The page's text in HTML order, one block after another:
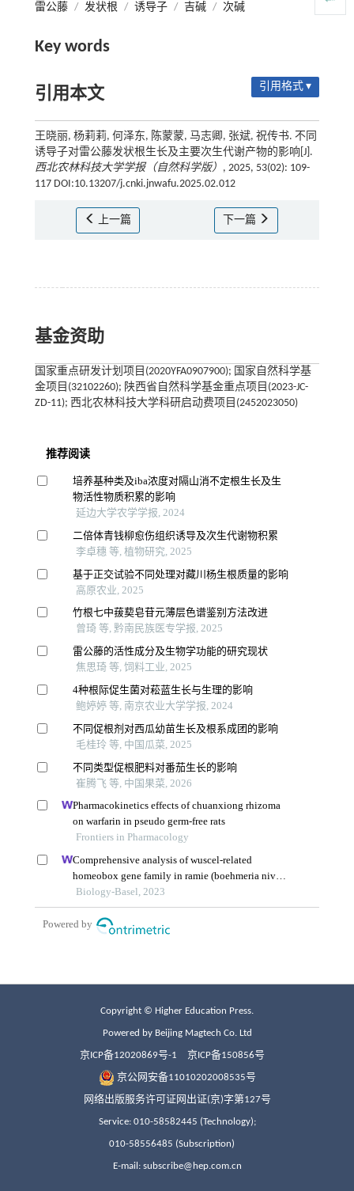
雷公藤 / 发状根 / 诱导子 / 吉碱 / 次碱
Key words
引用本文 引用格式 ▾
王晓丽, 杨莉莉, 何泽东, 陈蒙蒙, 马志卿, 张斌, 祝传书. 不同
诱导子对雷公藤发状根生长及主要次生代谢产物的影响[J].
西北农林科技大学学报（自然科学版） , 2025, 53(02): 109-
117 DOI:10.13207/j.cnki.jnwafu.2025.02.012
上一篇 下一篇
基金资助
国家重点研发计划项目(2020YFA0907900); 国家自然科学基
金项目(32102260); 陕西省自然科学基金重点项目(2023-JC-
ZD-11); 西北农林科技大学科研启动费项目(2452023050)
Copyright © Higher Education Press.
Powered by Beijing Magtech Co. Ltd
京ICP备12020869号-1 京ICP备150856号
京公网安备11010202008535号
网络出版服务许可证网出证(京)字第127号
Service: 010-58582445 (Technology);
010-58556485 (Subscription)
E-mail: subscribe@hep.com.cn